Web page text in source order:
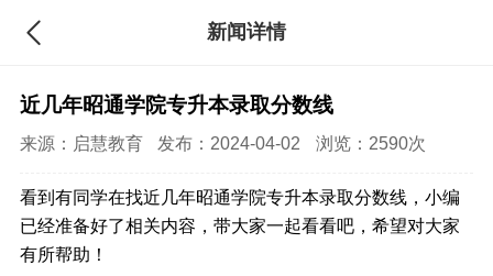
新闻详情
近几年昭通学院专升本录取分数线
来源： 启慧教育 发布：2024-04-02 浏览：2590次
看到有同学在找近几年昭通学院专升本录取分数线，小编
已经准备好了相关内容，带大家一起看看吧，希望对大家
有所帮助！